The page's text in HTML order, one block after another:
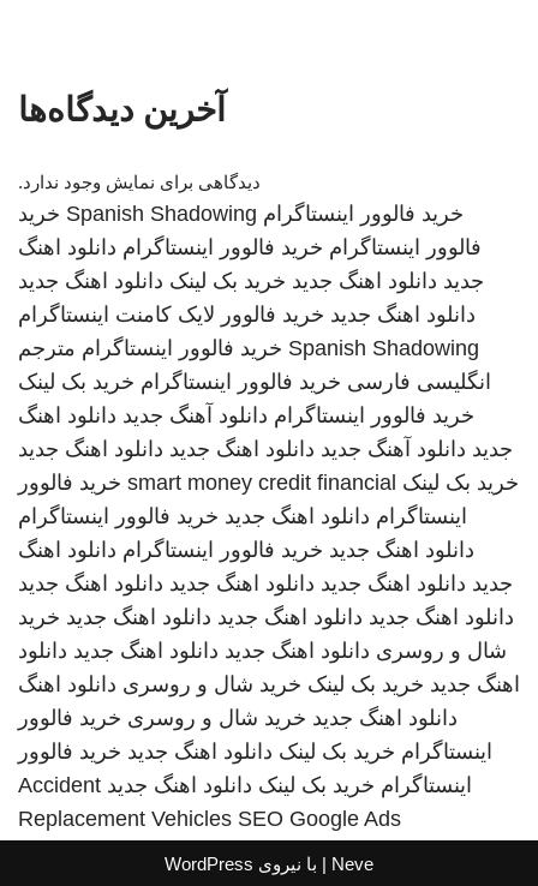
آخرین دیدگاه‌ها
دیدگاهی برای نمایش وجود ندارد.
خرید فالوور اینستاگرام Spanish Shadowing خرید
فالوور اینستاگرام خرید فالوور اینستاگرام دانلود اهنگ
جدید دانلود اهنگ جدید خرید بک لینک دانلود اهنگ جدید
دانلود اهنگ جدید خرید فالوور لایک کامنت اینستاگرام
Spanish Shadowing خرید فالوور اینستاگرام مترجم
انگلیسی فارسی خرید فالوور اینستاگرام خرید بک لینک
خرید فالوور اینستاگرام دانلود آهنگ جدید دانلود اهنگ
جدید دانلود آهنگ جدید دانلود اهنگ جدید دانلود اهنگ جدید
خرید بک لینک smart money credit financial خرید فالوور
اینستاگرام دانلود اهنگ جدید خرید فالوور اینستاگرام
دانلود اهنگ جدید خرید فالوور اینستاگرام دانلود اهنگ
جدید دانلود اهنگ جدید دانلود اهنگ جدید دانلود اهنگ جدید
دانلود اهنگ جدید دانلود اهنگ جدید دانلود اهنگ جدید خرید
شال و روسری دانلود اهنگ جدید دانلود اهنگ جدید دانلود
اهنگ جدید خرید بک لینک خرید شال و روسری دانلود اهنگ
دانلود اهنگ جدید خرید شال و روسری خرید فالوور
اینستاگرام خرید بک لینک دانلود اهنگ جدید خرید فالوور
اینستاگرام خرید بک لینک دانلود اهنگ جدید Accident
Replacement Vehicles SEO Google Ads
Neve | با نیروی WordPress